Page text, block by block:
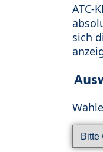
ATC-
sich